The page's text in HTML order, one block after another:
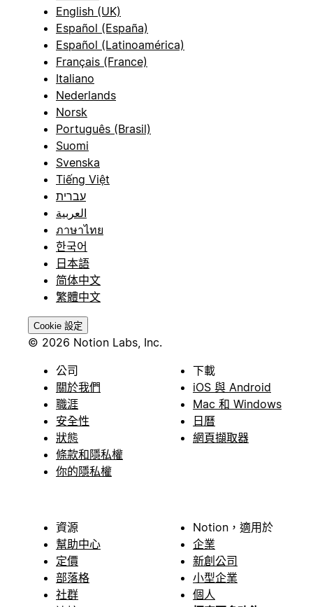
English (UK)
Español (España)
Español (Latinoamérica)
Français (France)
Italiano
Nederlands
Norsk
Português (Brasil)
Suomi
Svenska
Tiếng Việt
עברית
العربية
ภาษาไทย
한국어
日本語
简体中文
繁體中文
Cookie 設定
© 2026 Notion Labs, Inc.
公司
關於我們
職涯
安全性
狀態
條款和隱私權
你的隱私權
下載
iOS 與 Android
Mac 和 Windows
日曆
網頁擷取器
資源
幫助中心
定價
部落格
社群
Notion，適用於
企業
新創公司
小型企業
個人